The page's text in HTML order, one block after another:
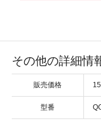
その他の詳細情
販売価格
型番